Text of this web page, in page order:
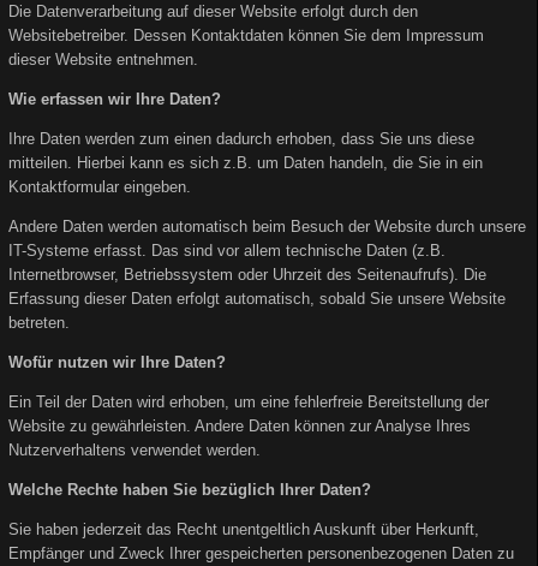
Die Datenverarbeitung auf dieser Website erfolgt durch den
Websitebetreiber. Dessen Kontaktdaten können Sie dem Impressum
dieser Website entnehmen.
Wie erfassen wir Ihre Daten?
Ihre Daten werden zum einen dadurch erhoben, dass Sie uns diese
mitteilen. Hierbei kann es sich z.B. um Daten handeln, die Sie in ein
Kontaktformular eingeben.
Andere Daten werden automatisch beim Besuch der Website durch unsere
IT-Systeme erfasst. Das sind vor allem technische Daten (z.B.
Internetbrowser, Betriebssystem oder Uhrzeit des Seitenaufrufs). Die
Erfassung dieser Daten erfolgt automatisch, sobald Sie unsere Website
betreten.
Wofür nutzen wir Ihre Daten?
Ein Teil der Daten wird erhoben, um eine fehlerfreie Bereitstellung der
Website zu gewährleisten. Andere Daten können zur Analyse Ihres
Nutzerverhaltens verwendet werden.
Welche Rechte haben Sie bezüglich Ihrer Daten?
Sie haben jederzeit das Recht unentgeltlich Auskunft über Herkunft,
Empfänger und Zweck Ihrer gespeicherten personenbezogenen Daten zu